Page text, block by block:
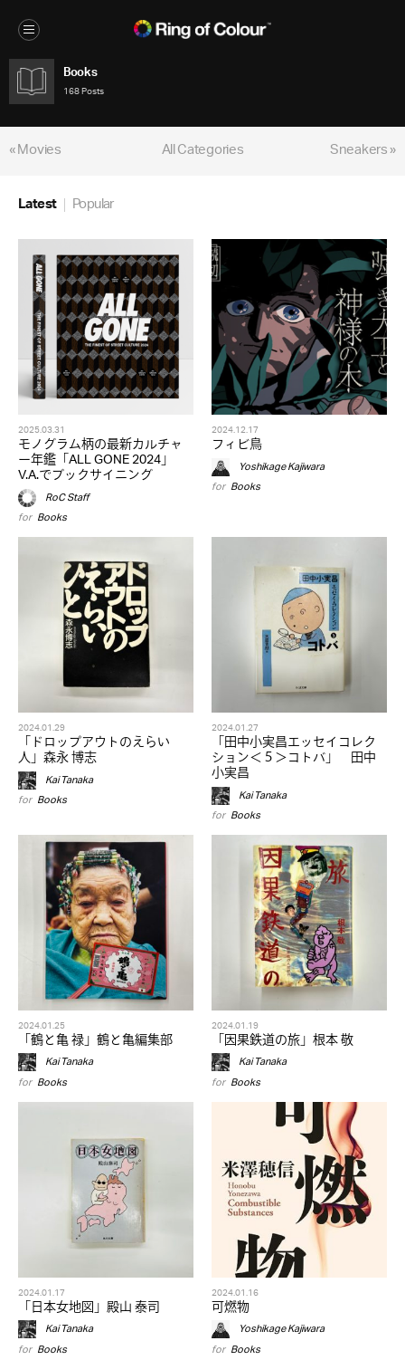
Books
168 Posts
« Movies Sneakers »
All Categories
Latest Popular
2025.03.31
モノグラム柄の最新カルチャ
ー年鑑「ALL GONE 2024」
V.A.でブックサイニング
RoC Staff
for Books
2024.12.17
フィビ鳥
Yoshikage Kajiwara
for Books
2024.01.29
「ドロップアウトのえらい
人」森永 博志
Kai Tanaka
for Books
2024.01.27
「田中小実昌エッセイコレク
ション＜５＞コトバ」 田中
小実昌
Kai Tanaka
for Books
2024.01.25
「鶴と亀 禄」鶴と亀編集部
Kai Tanaka
for Books
2024.01.19
「因果鉄道の旅」根本 敬
Kai Tanaka
for Books
2024.01.17
「日本女地図」殿山 泰司
Kai Tanaka
for Books
2024.01.16
可燃物
Yoshikage Kajiwara
for Books